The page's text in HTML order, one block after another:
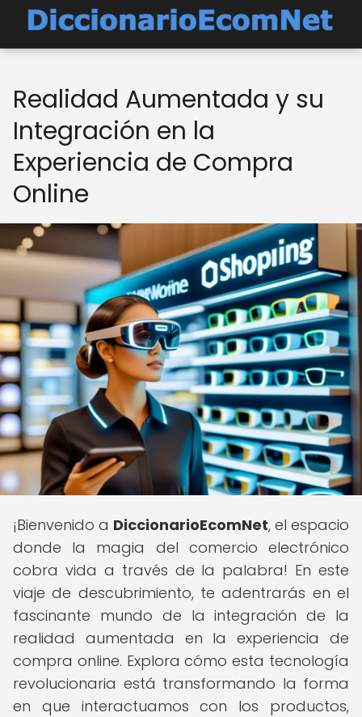
Realidad Aumentada y su
Integración en la
Experiencia de Compra
Online
¡Bienvenido a DiccionarioEcomNet, el espacio
donde la magia del comercio electrónico
cobra vida a través de la palabra! En este
viaje de descubrimiento, te adentrarás en el
fascinante mundo de la integración de la
realidad aumentada en la experiencia de
compra online. Explora cómo esta tecnología
revolucionaria está transformando la forma
en que interactuamos con los productos,